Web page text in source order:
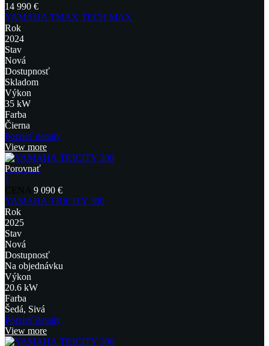
14 990 €
YAMAHA TMAX TECH MAX
Rok
2024
Stav
Nová
Dostupnosť
Skladom
Výkon
35 kW
Farba
Čierna
Pozrieť detaily
View more
Porovnať
1
9 090 €
YAMAHA TRICITY 300
Rok
2025
Stav
Nová
Dostupnosť
Na objednávku
Výkon
20.6 kW
Farba
Šedá, Sivá
Pozrieť detaily
View more